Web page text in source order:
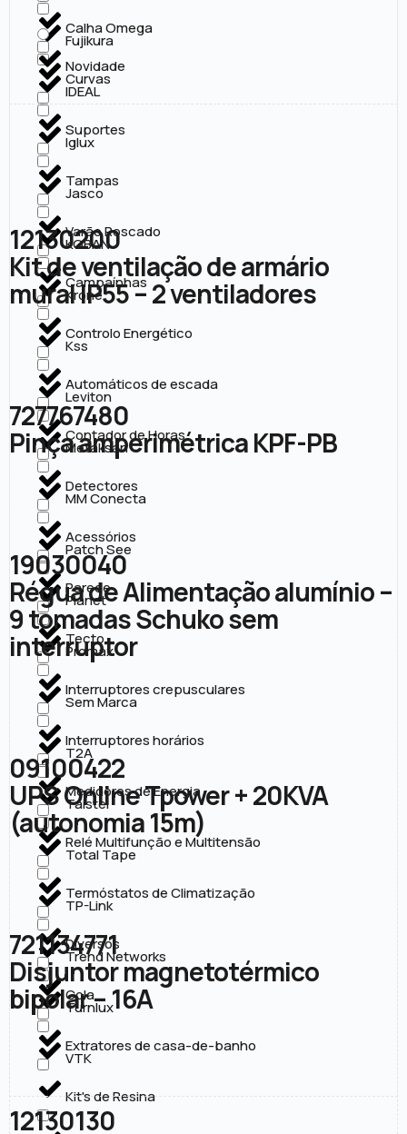
Calha Omega
Curvas
Suportes
Tampas
Varão Roscado
Campaínhas
Controlo Energético
Automáticos de escada
Contador de Horas
Detectores
Acessórios
Parede
Tecto
Interruptores crepusculares
Interruptores horários
Medidores de Energia
Relé Multifunção e Multitensão
Termóstatos de Climatização
Diversos
Cola
Extratores de casa-de-banho
Kit's de Resina
Fujikura
IDEAL
Iglux
Jasco
KOBAN
Krone
Kss
Leviton
Metaksan
MM Conecta
Patch See
Planet
Promax
Sem Marca
T2A
Taistel
Total Tape
TP-Link
Trend Networks
Turnlux
VTK
Novidade
12130200
Kit de ventilação de armário
mural IP55 – 2 ventiladores
727767480
Pinça amperimétrica KPF-PB
19030040
Régua de Alimentação alumínio –
9 tomadas Schuko sem
interruptor
09100422
UPS Online Tpower + 20KVA
(autonomia 15m)
721134771
Disjuntor magnetotérmico
bipolar – 16A
12130130